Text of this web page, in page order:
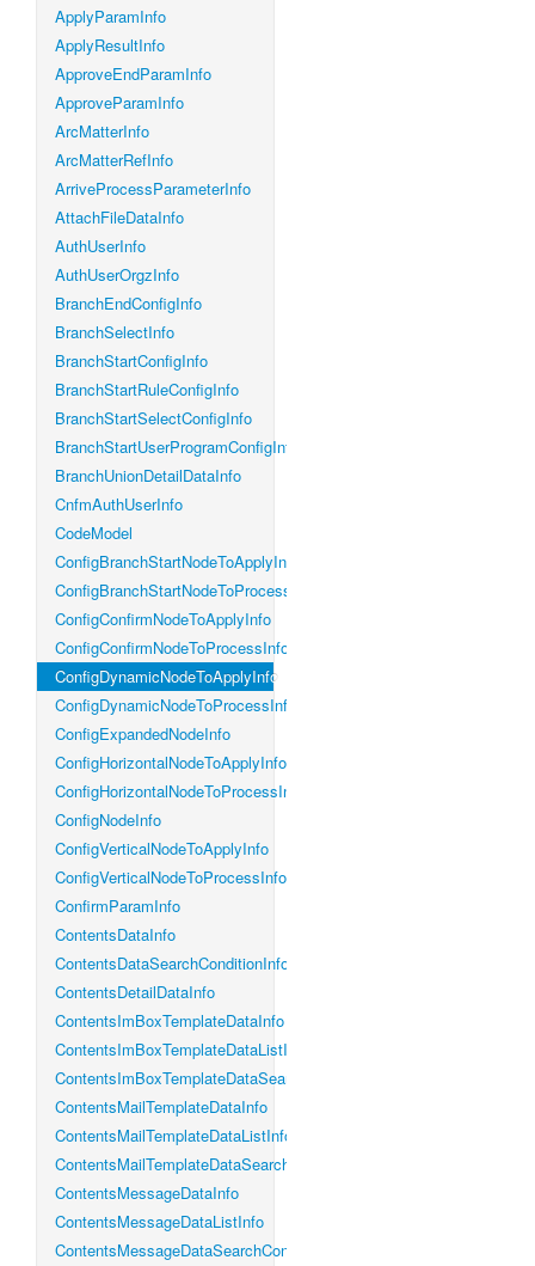
ApplyParamInfo
ApplyResultInfo
ApproveEndParamInfo
ApproveParamInfo
ArcMatterInfo
ArcMatterRefInfo
ArriveProcessParameterInfo
AttachFileDataInfo
AuthUserInfo
AuthUserOrgzInfo
BranchEndConfigInfo
BranchSelectInfo
BranchStartConfigInfo
BranchStartRuleConfigInfo
BranchStartSelectConfigInfo
BranchStartUserProgramConfigInfo
BranchUnionDetailDataInfo
CnfmAuthUserInfo
CodeModel
ConfigBranchStartNodeToApplyInfo
ConfigBranchStartNodeToProcessInfo
ConfigConfirmNodeToApplyInfo
ConfigConfirmNodeToProcessInfo
ConfigDynamicNodeToApplyInfo
ConfigDynamicNodeToProcessInfo
ConfigExpandedNodeInfo
ConfigHorizontalNodeToApplyInfo
ConfigHorizontalNodeToProcessInfo
ConfigNodeInfo
ConfigVerticalNodeToApplyInfo
ConfigVerticalNodeToProcessInfo
ConfirmParamInfo
ContentsDataInfo
ContentsDataSearchConditionInfo
ContentsDetailDataInfo
ContentsImBoxTemplateDataInfo
ContentsImBoxTemplateDataListInfo
ContentsImBoxTemplateDataSearchConditionInfo
ContentsMailTemplateDataInfo
ContentsMailTemplateDataListInfo
ContentsMailTemplateDataSearchConditionInfo
ContentsMessageDataInfo
ContentsMessageDataListInfo
ContentsMessageDataSearchConditionInfo